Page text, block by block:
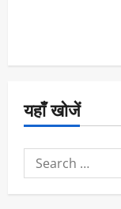
यहाँ खोजें
Search
for: